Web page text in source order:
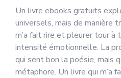
Un livre ebooks gratuits
universels, mais de manière
m’a fait rire et pleurer tour à
intensité émotionnelle. La
qui sent bon la poésie, mais
métaphore. Un livre qui m’a